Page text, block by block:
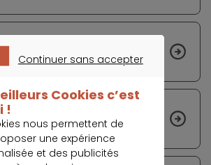
immobilier vont
à la hausse
prêts à l’habitat augmente
Continuer sans accepter
Cookies c’est
!
nous permettent de
une expérience
et des publicités